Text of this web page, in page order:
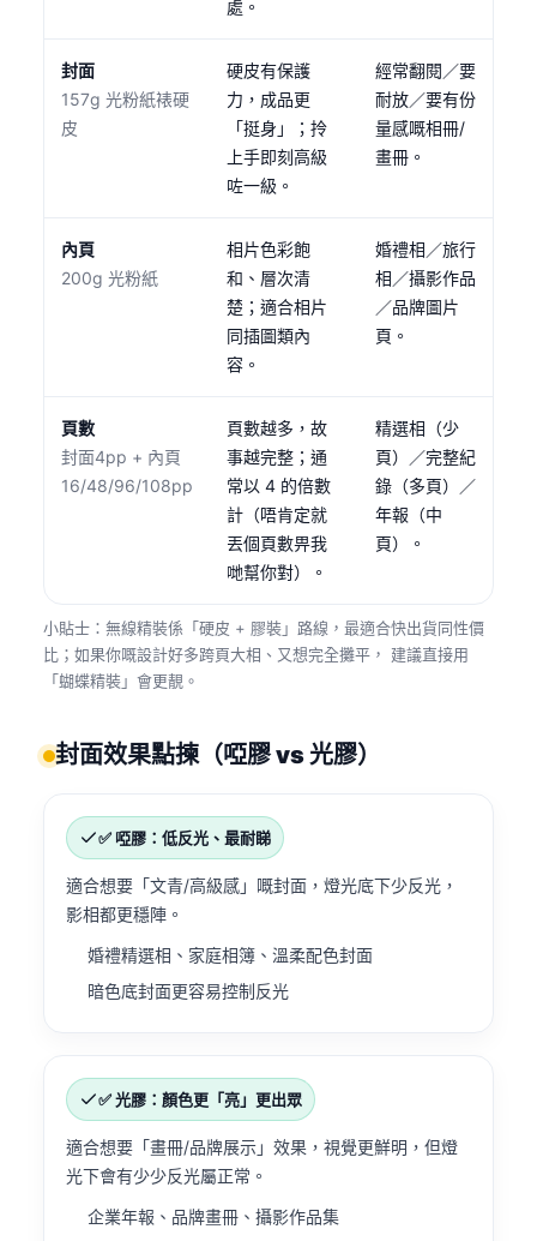
處。
封面
157g 光粉紙裱硬
皮
硬皮有保護
力，成品更
「挺身」；拎
上手即刻高級
咗一級。
經常翻閱／要
耐放／要有份
量感嘅相冊/
畫冊。
內頁
200g 光粉紙
相片色彩飽
和、層次清
楚；適合相片
同插圖類內
容。
婚禮相／旅行
相／攝影作品
／品牌圖片
頁。
頁數
封面4pp + 內頁
16/48/96/108pp
頁數越多，故
事越完整；通
常以 4 的倍數
計（唔肯定就
丟個頁數畀我
哋幫你對）。
精選相（少
頁）／完整紀
錄（多頁）／
年報（中
頁）。
小貼士：無線精裝係「硬皮 + 膠裝」路線，最適合快出貨同性價
比；如果你嘅設計好多跨頁大相、又想完全攤平， 建議直接用
「蝴蝶精裝」會更靚。
封面效果點揀（啞膠 vs 光膠）
✅ 啞膠：低反光、最耐睇
適合想要「文青/高級感」嘅封面，燈光底下少反光，
影相都更穩陣。
婚禮精選相、家庭相簿、溫柔配色封面
暗色底封面更容易控制反光
✅ 光膠：顏色更「亮」更出眾
適合想要「畫冊/品牌展示」效果，視覺更鮮明，但燈
光下會有少少反光屬正常。
企業年報、品牌畫冊、攝影作品集